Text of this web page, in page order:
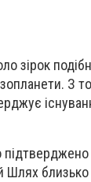
зірок
З
підтверджено
Шлях